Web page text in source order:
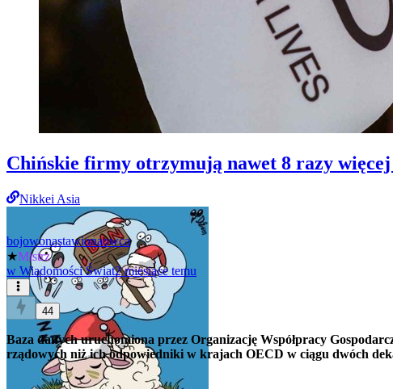
Chińskie firmy otrzymują nawet 8 razy
Nikkei Asia
bojowonastawionaowca
★Mistrz
w Wiadomości Świat2 miesiące temu
44
Baza danych uruchomiona przez Organizację Współpracy
rządowych niż ich odpowiedniki w krajach OECD w ciągu dwóch